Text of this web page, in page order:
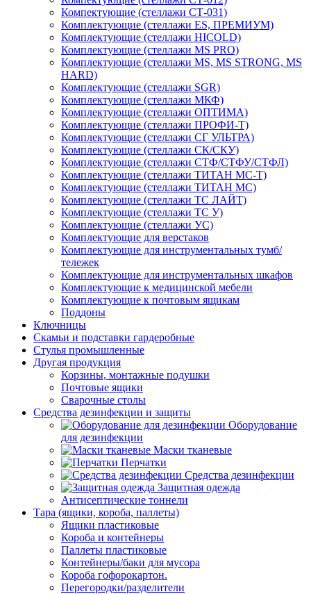
Компектующие (стеллажи СТ-031)
Комплектующие (стеллажи ES, ПРЕМИУМ)
Комплектующие (стеллажи HICOLD)
Комплектующие (стеллажи MS PRO)
Комплектующие (стеллажи MS, MS STRONG, MS
HARD)
Комплектующие (стеллажи SGR)
Комплектующие (стеллажи МКФ)
Комплектующие (стеллажи ОПТИМА)
Комплектующие (стеллажи ПРОФИ-Т)
Комплектующие (стеллажи СГ УЛЬТРА)
Комплектующие (стеллажи СК/СКУ)
Комплектующие (стеллажи СТФ/СТФУ/СТФЛ)
Комплектующие (стеллажи ТИТАН МС-Т)
Комплектующие (стеллажи ТИТАН МС)
Комплектующие (стеллажи ТС ЛАЙТ)
Комплектующие (стеллажи ТС У)
Комплектующие (стеллажи УС)
Комплектующие для верстаков
Комплектующие для инструментальных тумб/
тележек
Комплектующие для инструментальных шкафов
Комплектующие к медицинской мебели
Комплектующие к почтовым ящикам
Поддоны
Ключницы
Скамьи и подставки гардеробные
Стулья промышленные
Другая продукция
Корзины, монтажные подушки
Почтовые ящики
Сварочные столы
Средства дезинфекции и защиты
Оборудование
для дезинфекции
Маски тканевые
Перчатки
Средства дезинфекции
Защитная одежда
Антисептические тоннели
Тара (ящики, короба, паллеты)
Ящики пластиковые
Короба и контейнеры
Паллеты пластиковые
Контейнеры/баки для мусора
Короба гофорокартон.
Перегородки/разделители